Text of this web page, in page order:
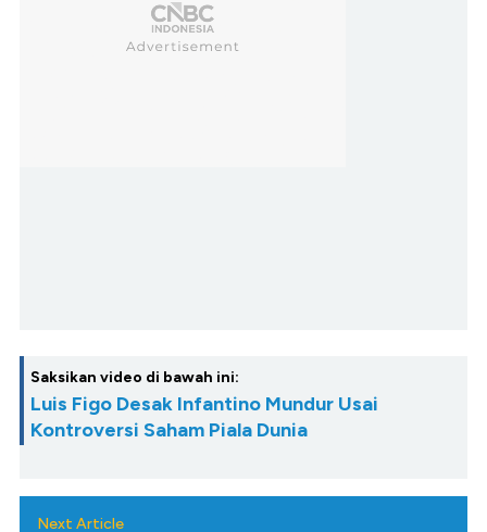
Saksikan video di bawah ini:
Luis Figo Desak Infantino Mundur Usai
Kontroversi Saham Piala Dunia
Next Article